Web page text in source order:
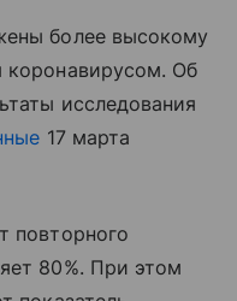
более высокому
коронавирусом. Об
исследования
17 марта
повторного
80%. При этом